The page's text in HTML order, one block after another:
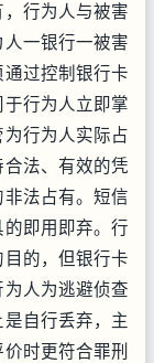
行为人与被害
一银行一被害
过控制银行卡
行为人立即掌
行为人实际占
法、有效的凭
法占有。短信
即用即弃。行
的，但银行卡
人为逃避侦查
自行丢弃，主
时更符合罪刑